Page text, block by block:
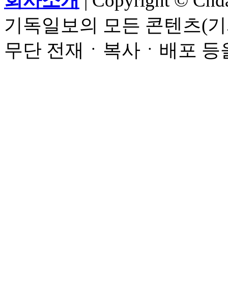
기독일보의 모든 콘텐츠(
무단 전재ㆍ복사ㆍ배포 등